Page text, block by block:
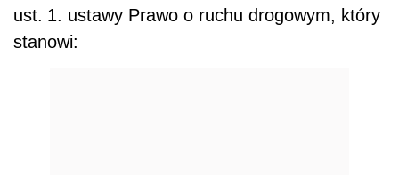
ust. 1. ustawy Prawo o ruchu drogowym, który
stanowi: